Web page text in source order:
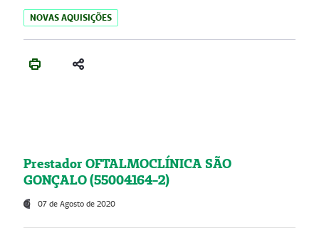
NOVAS AQUISIÇÕES
Prestador OFTALMOCLÍNICA SÃO
GONÇALO (55004164-2)
07 de Agosto de 2020